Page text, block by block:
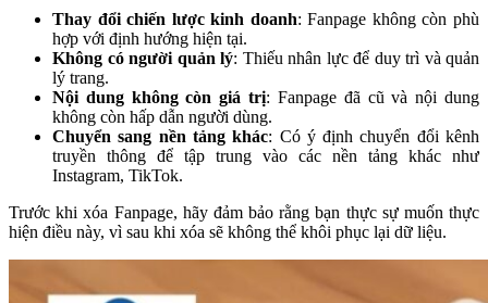
Thay đổi chiến lược kinh doanh: Fanpage không còn phù
hợp với định hướng hiện tại.
Không có người quản lý: Thiếu nhân lực để duy trì và quản
lý trang.
Nội dung không còn giá trị: Fanpage đã cũ và nội dung
không còn hấp dẫn người dùng.
Chuyển sang nền tảng khác: Có ý định chuyển đổi kênh
truyền thông để tập trung vào các nền tảng khác như
Instagram, TikTok.
Trước khi xóa Fanpage, hãy đảm bảo rằng bạn thực sự muốn thực
hiện điều này, vì sau khi xóa sẽ không thể khôi phục lại dữ liệu.